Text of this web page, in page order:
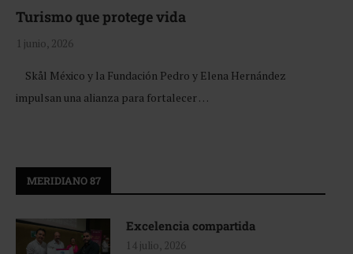
Turismo que protege vida
1 junio, 2026
Skål México y la Fundación Pedro y Elena Hernández
impulsan una alianza para fortalecer …
MERIDIANO 87
Excelencia compartida
14 julio, 2026